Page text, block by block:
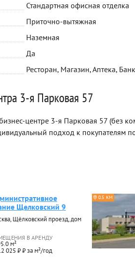
Стандартная офисная отделка
Приточно-вытяжная
Наземная
Да
Ресторан, Магазин, Аптека,
3-я Парковая 57
центре 3-я Парковая 57 (без
подход к покупателям
Щелковский 9
Щёлковский проезд, дом
В АРЕНДУ
м²
025 ₽ ₽ за м²/год
0.5 КМ